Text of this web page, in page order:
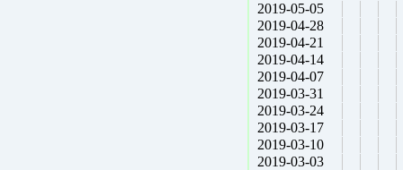
2019-05-05
2019-04-28
2019-04-21
2019-04-14
2019-04-07
2019-03-31
2019-03-24
2019-03-17
2019-03-10
2019-03-03